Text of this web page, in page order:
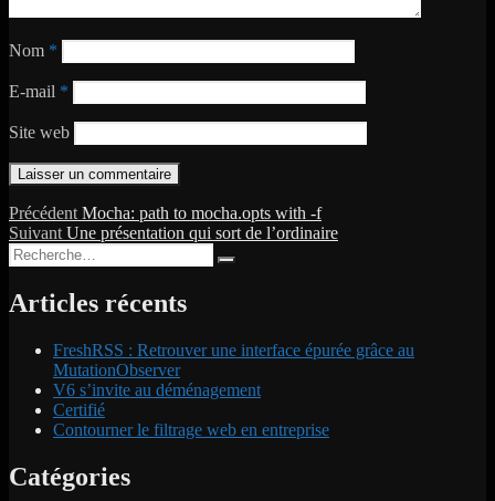
Nom *
E-mail *
Site web
Navigation
de
Précédent Publication
précédente :
Mocha: path to mocha.opts with -f
Suivant Publication
suivante :
Une présentation qui sort de l’ordinaire
Recherche
pour :
Articles récents
FreshRSS : Retrouver une interface épurée grâce au
MutationObserver
V6 s’invite au déménagement
Certifié
Contourner le filtrage web en entreprise
Catégories